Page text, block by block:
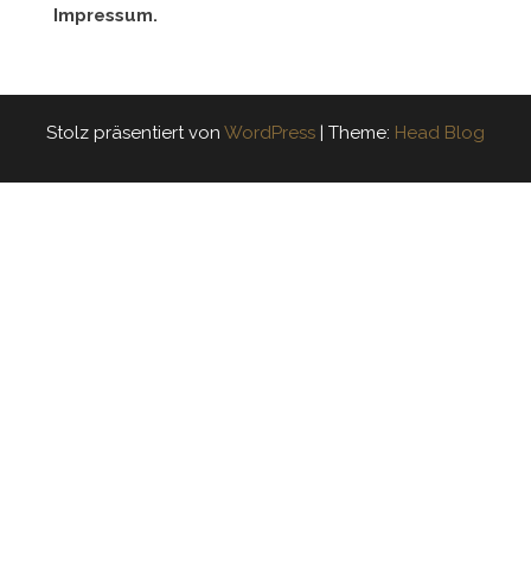
Impressum.
Stolz präsentiert von WordPress | Theme: Head Blog